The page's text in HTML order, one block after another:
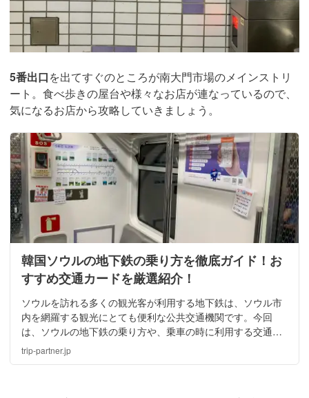
5番出口を出てすぐのところが南大門市場のメインストリ
ート。食べ歩きの屋台や様々なお店が連なっているので、
気になるお店から攻略していきましょう。
韓国ソウルの地下鉄の乗り方を徹底ガイド！お
すすめ交通カードを厳選紹介！
ソウルを訪れる多くの観光客が利用する地下鉄は、ソウル市
内を網羅する観光にとても便利な公共交通機関です。今回
は、ソウルの地下鉄の乗り方や、乗車の時に利用する交通カ
ードの購入・チャージの方法や種類などをまとめてご紹介し
trip-partner.jp